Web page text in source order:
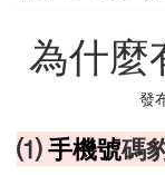
為什麼
發
⑴手機號碼